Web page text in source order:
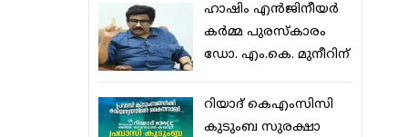
ഹാഷിം എന്‍ജിനീയര്‍
കര്‍മ്മ പുരസ്‌കാരം
ഡോ. എം.കെ. മുനീറിന്
റിയാദ് കെഎംസിസി
കുടുംബ സുരക്ഷാ